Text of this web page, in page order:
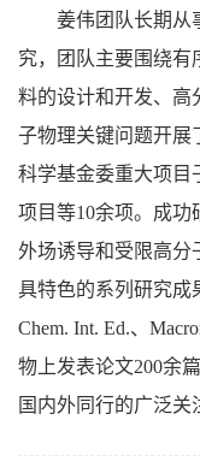
姜伟团队长期从
究，团队主要围绕有
料的设计和开发、高
子物理关键问题开展
科学基金委重大项目
项目等10余项。成功
外场诱导和受限高分
具特色的系列研究成
Chem. Int. Ed.、
物上发表论文200余
国内外同行的广泛关